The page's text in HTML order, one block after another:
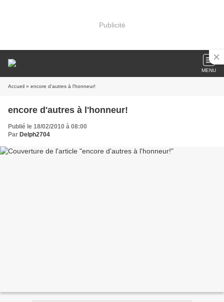
Publicité
MENU
Accueil » encore d'autres à l'honneur!
encore d'autres à l'honneur!
Publié le 18/02/2010 à 08:00
Par Delph2704